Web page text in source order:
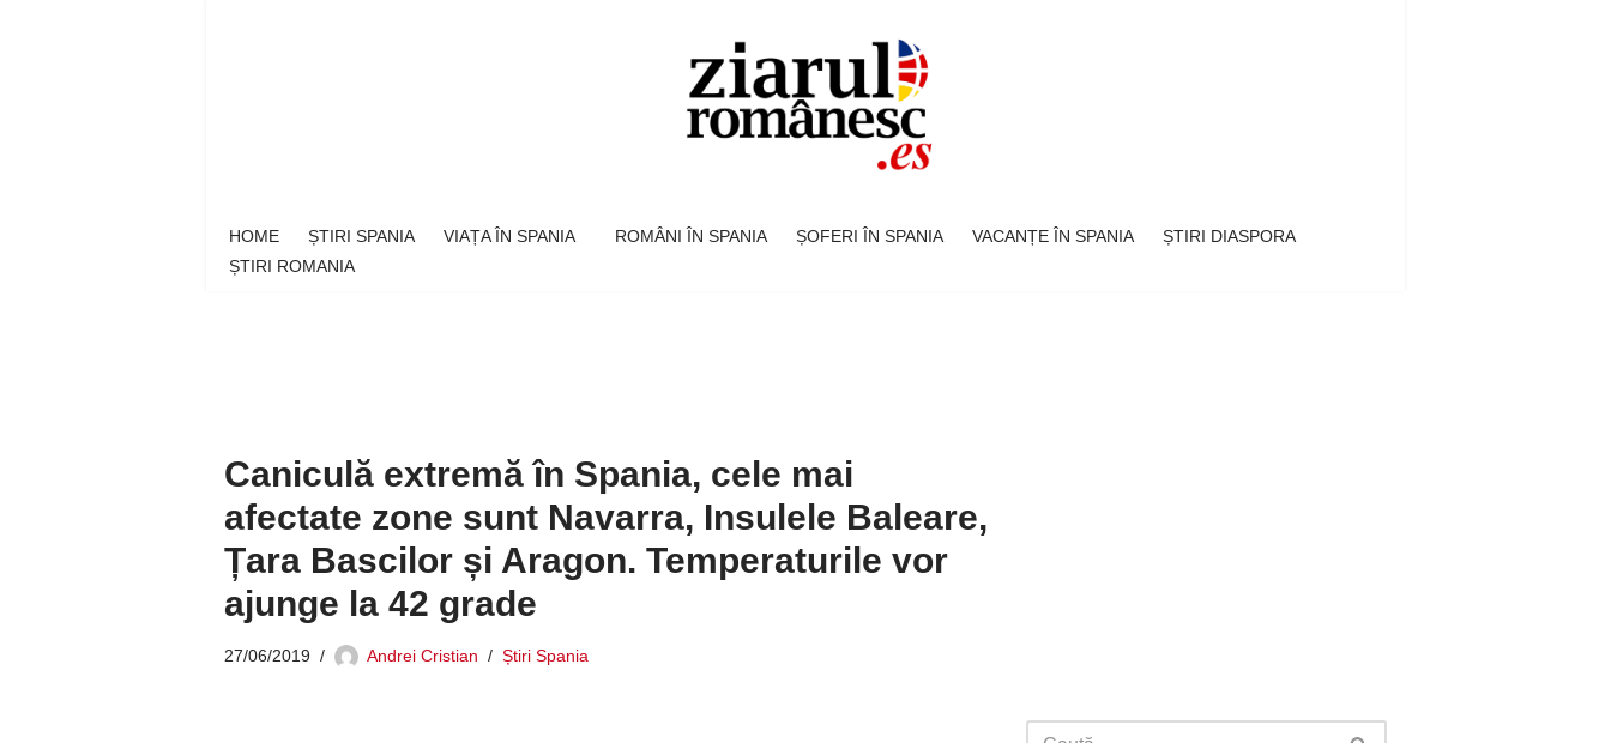
HOME ȘTIRI SPANIA VIAȚA ÎN SPANIA ROMÂNI ÎN SPANIA ȘOFERI ÎN SPANIA VACANȚE ÎN SPANIA
ȘTIRI DIASPORA
ȘTIRI ROMANIA
Caniculă extremă în Spania, cele mai
afectate zone sunt Navarra, Insulele Baleare,
Țara Bascilor și Aragon. Temperaturile vor
ajunge la 42 grade
27/06/2019 Andrei Cristian Știri Spania